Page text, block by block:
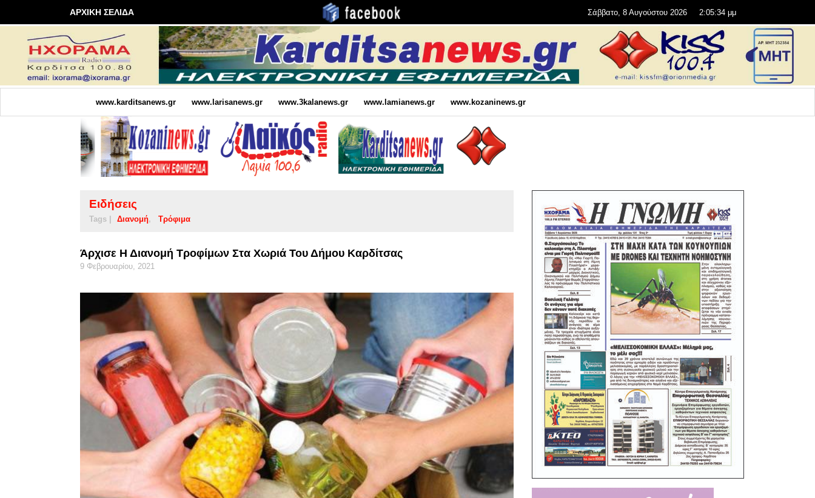
ΑΡΧΙΚΗ ΣΕΛΙΔΑ Σάββατο, 8 Αυγούστου 2026 2:05:34 μμ
www.karditsanews.gr www.larisanews.gr www.3kalanews.gr www.lamianews.gr www.kozaninews.gr
Ειδήσεις
Tags | Διανομή Τρόφιμα
Άρχισε Η Διανομή Τροφίμων Στα Χωριά Του Δήμου Καρδίτσας
9 Φεβρουαρίου, 2021